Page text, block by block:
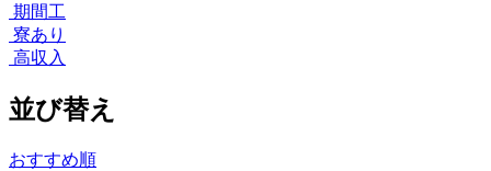
期間工
寮あり
高収入
並び替え
おすすめ順